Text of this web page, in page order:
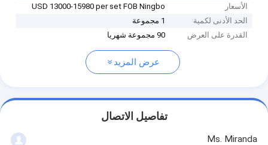
الأسعار
USD 13000-15980 per set FOB Ningbo
الحد الأدنى لكمية
1 مجموعة
القدرة على العرض
90 مجموعة شهريا
عرض المزيد
تفاصيل الاتصال
Ms. Miranda